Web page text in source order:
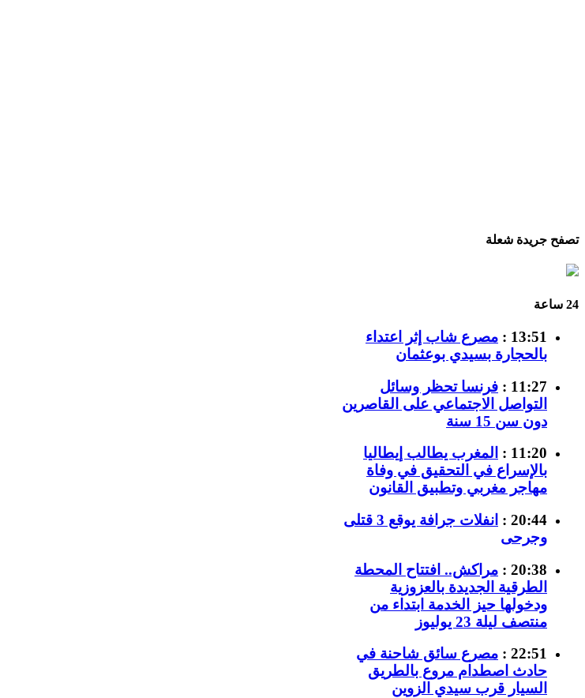
تصفح جريدة شعلة
24 ساعة
13:51 :
مصرع شاب إثر اعتداء
بالحجارة بسيدي بوعثمان
11:27 :
فرنسا تحظر وسائل
التواصل الاجتماعي على القاصرين
دون سن 15 سنة
11:20 :
المغرب يطالب إيطاليا
بالإسراع في التحقيق في وفاة
مهاجر مغربي وتطبيق القانون
20:44 :
انفلات جرافة يوقع 3 قتلى
وجرحى
20:38 :
مراكش.. افتتاح المحطة
الطرقية الجديدة بالعزوزية
ودخولها حيز الخدمة ابتداء من
منتصف ليلة 23 يوليوز
22:51 :
مصرع سائق شاحنة في
حادث اصطدام مروع بالطريق
السيار قرب سيدي الزوين